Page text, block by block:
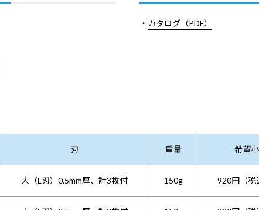
・ カタログ（PDF）
刃 重量 希望
大（L刃）0.5mm厚、計3枚付 150g 920円（税